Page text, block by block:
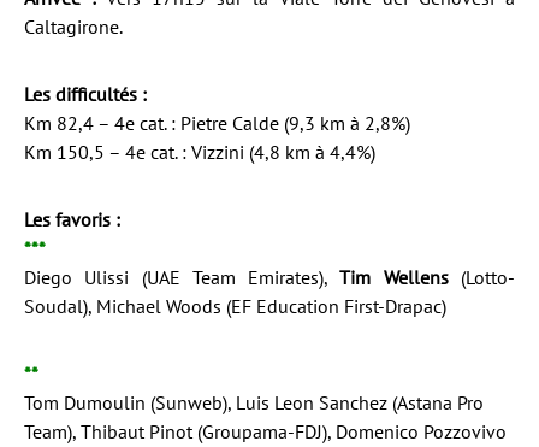
Caltagirone.
Les difficultés :
Km 82,4 – 4e cat. : Pietre Calde (9,3 km à 2,8%)
Km 150,5 – 4e cat. : Vizzini (4,8 km à 4,4%)
Les favoris :
***
Diego Ulissi (UAE Team Emirates),Tim Wellens(Lotto-
Soudal), Michael Woods (EF Education First-Drapac)
**
Tom Dumoulin (Sunweb), Luis Leon Sanchez (Astana Pro
Team), Thibaut Pinot (Groupama-FDJ), Domenico Pozzovivo